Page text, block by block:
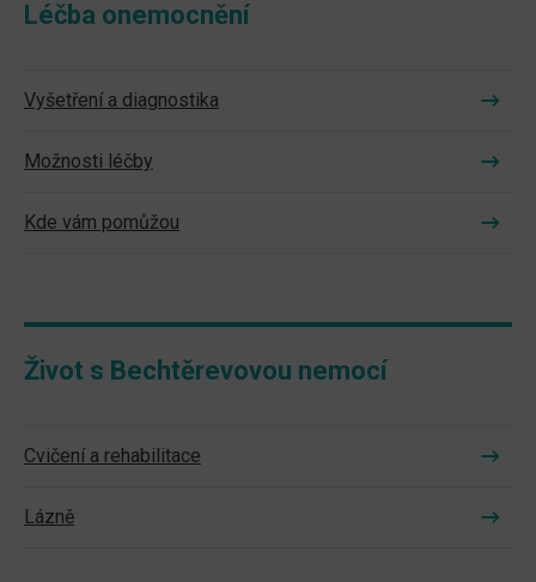
Léčba onemocnění
Vyšetření a diagnostika
Možnosti léčby
Kde vám pomůžou
Život s Bechtěrevovou nemocí
Cvičení a rehabilitace
Lázně